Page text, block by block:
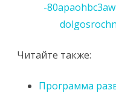
-
Читайте также:
Программа